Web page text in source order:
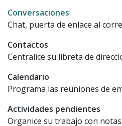
Conversaciones
Chat, puerta de enlace al
Contactos
Centralice su libreta de
Calendario
Programa las reuniones de
Actividades pendientes
Organice su trabajo con